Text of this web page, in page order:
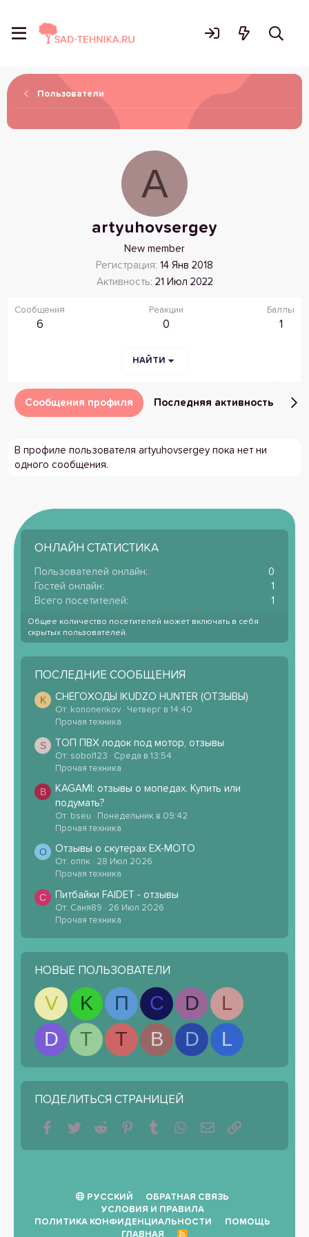
Пользователи
A
artyuhovsergey
New member
Регистрация 14 Янв 2018
Активность 21 Июл 2022
Сообщения
6
Реакции
0
Баллы
1
НАЙТИ
Сообщения профиля Последняя активность
В профиле пользователя artyuhovsergey пока нет ни
одного сообщения.
ОНЛАЙН СТАТИСТИКА
Пользователей онлайн
0
Гостей онлайн
1
Всего посетителей
1
Общее количество посетителей может включать в себя
скрытых пользователей.
ПОСЛЕДНИЕ СООБЩЕНИЯ
K СНЕГОХОДЫ IKUDZO HUNTER (ОТЗЫВЫ)
От: kononenkov
Четверг в 14:40
Прочая техника
S ТОП ПВХ лодок под мотор, отзывы
От: sobol123
Среда в 13:54
Прочая техника
B
KAGAMI: отзывы о мопедах. Купить или
подумать?
От: bseu
Понедельник в 09:42
Прочая техника
О Отзывы о скутерах EX-MOTO
От: оппк
28 Июл 2026
Прочая техника
С Питбайки FAIDET - отзывы
От: Саня89
26 Июл 2026
Прочая техника
НОВЫЕ ПОЛЬЗОВАТЕЛИ
V K П С D
L
D
T T B D L
ПОДЕЛИТЬСЯ СТРАНИЦЕЙ
Facebook
Twitter Reddit PinterestTumblr WhatsAppЭлектронная почта
РУССКИЙ
ОБРАТНАЯ СВЯЗЬ
УСЛОВИЯ И ПРАВИЛА
ПОЛИТИКА КОНФИДЕНЦИАЛЬНОСТИ
ПОМОЩЬ
ГЛАВНАЯ
R